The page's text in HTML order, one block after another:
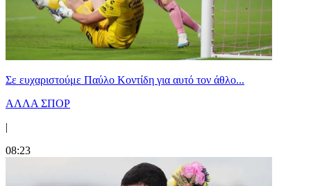
Σε ευχαριστούμε Παύλο Κοντίδη για αυτό τον άθλο...
ΑΛΛΑ ΣΠΟΡ
|
08:23